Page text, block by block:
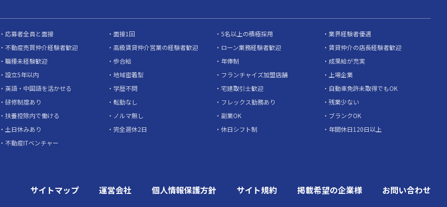
応募者全員と面接 面接1回 5名以上の積極採用
業界経験者優遇
不動産売買仲介経験者歓迎 高級賃貸仲介営業の経験者歓迎 ローン業務経験者歓迎
賃貸仲介の店長経験者歓迎
職種未経験歓迎 歩合給 年俸制
成果給が充実
設立5年以内 地域密着型 フランチャイズ加盟店舗
上場企業
英語・中国語を活かせる 学歴不問 宅建取引士歓迎
自動車免許未取得でもOK
研修制度あり 転勤なし フレックス勤務あり
残業少ない
扶養控除内で働ける ノルマ無し 副業OK
ブランクOK
土日休みあり 完全週休2日 休日シフト制
年間休日120日以上
不動産ITベンチャー
サイトマップ 運営会社 個人情報保護方針 サイト規約 掲載希望の企業様 お問い合わせ